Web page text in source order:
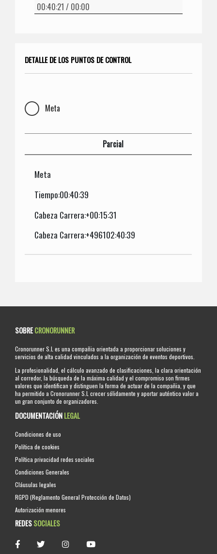
DETALLE DE LOS PUNTOS DE CONTROL
Meta
Parcial
Meta
Tiempo:00:40:39
Cabeza Carrera:+00:15:31
Cabeza Carrera:+496102:40:39
SOBRECRONORUNNER
Cronorunner S.L es una compañia orientada a proporcionar soluciones y
servicios de alta calidad vinculados a la organización de eventos deportivos.
La profesionalidad, el cálculo avanzado de clasificaciones, la clara orientación
al corredor, la búsqueda de la máxima calidad y el compromiso son firmes
valores que identifican y distinguen la forma de actuar de la compañia, y que
ha permitido a Cronorunner S.L crecer sólidamente y aportar auténtico valor a
un gran conjunto de organizadores.
DOCUMENTACIÓNLEGAL
Condiciones de uso
Política de cookies
Política privacidad redes sociales
Condiciones Generales
Cláusulas legales
RGPD (Reglamento General Protección de Datos)
Autorización menores
REDESSOCIALES